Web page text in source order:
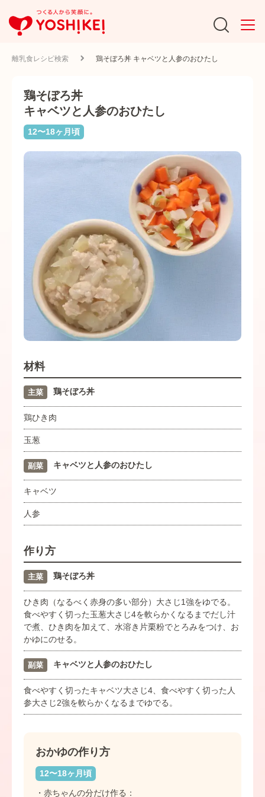
離乳食レシピ検索 鶏そぼろ丼 キャベツと人参のおひたし
鶏そぼろ丼
キャベツと人参のおひたし
12〜18ヶ月頃
材料
主菜 鶏そぼろ丼
鶏ひき肉
玉葱
副菜 キャベツと人参のおひたし
キャベツ
人参
作り方
主菜 鶏そぼろ丼
ひき肉（なるべく赤身の多い部分）大さじ1強をゆでる。
食べやすく切った玉葱大さじ4を軟らかくなるまでだし汁
で煮、ひき肉を加えて、水溶き片栗粉でとろみをつけ、お
かゆにのせる。
副菜 キャベツと人参のおひたし
食べやすく切ったキャベツ大さじ4、食べやすく切った人
参大さじ2強を軟らかくなるまでゆでる。
おかゆの作り方
12〜18ヶ月頃
・赤ちゃんの分だけ作る：